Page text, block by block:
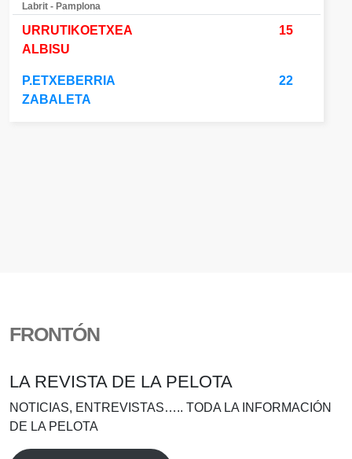
Labrit - Pamplona
URRUTIKOETXEA
ALBISU
15
P.ETXEBERRIA
ZABALETA
22
FRONTÓN
LA REVISTA DE LA PELOTA
NOTICIAS, ENTREVISTAS….. TODA LA INFORMACIÓN
DE LA PELOTA